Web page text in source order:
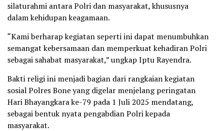
silaturahmi antara Polri dan masyarakat, khususnya
dalam kehidupan keagamaan.
“Kami berharap kegiatan seperti ini dapat menumbuhkan
semangat kebersamaan dan memperkuat kehadiran Polri
sebagai sahabat masyarakat,” ungkap Iptu Rayendra.
Bakti religi ini menjadi bagian dari rangkaian kegiatan
sosial Polres Bone yang digelar menjelang peringatan
Hari Bhayangkara ke-79 pada 1 Juli 2025 mendatang,
sebagai bentuk nyata pengabdian Polri kepada
masyarakat.